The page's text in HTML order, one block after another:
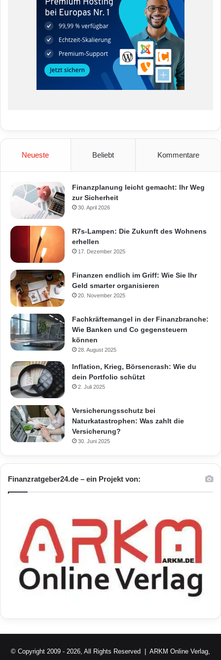
Neueste Beliebt Kommentare
Finanzplanung leicht gemacht: Ihr Weg
zur Sicherheit
30. April 2026
R7s-Lampen: Die Zukunft des Wohnens
erhellen
17. Dezember 2025
Finanzen endlich im Griff: Wie Sie Ihr
Geld smarter organisieren
20. November 2025
Fachkräftemangel in der Finanzbranche:
Wie Banken und Co gegensteuern
können
28. August 2025
Inflation, Krieg, Börsencrash: Wie du
dein Portfolio schützt
2. Juli 2025
Versicherungsschutz bei
Naturkatastrophen: Was zahlt die
Versicherung?
30. Juni 2025
Finanzratgeber24.de – ein Projekt von:
© Copyright 2009 - 2026, All Rights Reserved | ARKM Online Verlag,